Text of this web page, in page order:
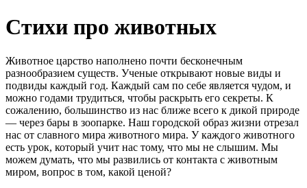
Стихи про животных
Животное царство наполнено почти бесконечным
разнообразием существ. Ученые открывают новые виды и
подвиды каждый год. Каждый сам по себе является чудом, и
можно годами трудиться, чтобы раскрыть его секреты. К
сожалению, большинство из нас ближе всего к дикой природе
— через бары в зоопарке. Наш городской образ жизни отрезал
нас от славного мира животного мира. У каждого животного
есть урок, который учит нас тому, что мы не слышим. Мы
можем думать, что мы развились от контакта с животным
миром, вопрос в том, какой ценой?